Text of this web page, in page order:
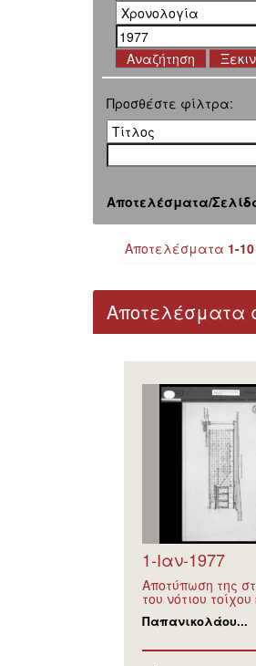
Προσθέστε φίλτρα:
Αποτελέσματα/
Αποτελέσματα 1-10
Αποτελέσματα
1-Ιαν-1977
Αποτύπωση της
του νότιου τοίχου
Παπανικολάου...